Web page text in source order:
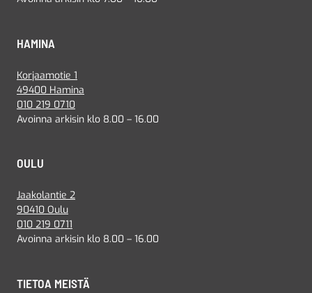
HAMINA
Korjaamotie 1
49400 Hamina
010 219 0710
Avoinna arkisin klo 8.00 – 16.00
OULU
Jaakolantie 2
90410 Oulu
010 219 0711
Avoinna arkisin klo 8.00 – 16.00
TIETOA MEISTÄ